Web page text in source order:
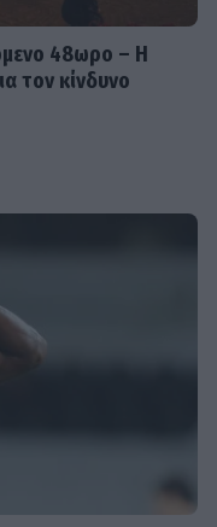
48ωρο – Η
τον κίνδυνο